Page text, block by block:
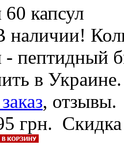
60 капсул
наличии!
пептидный
в
, отзывы.
грн.